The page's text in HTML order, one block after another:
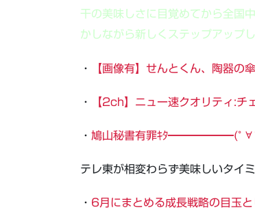
干の美味しさに目覚めてから全国
かしながら新しくステップアップ
・ 【画像有】せんとくん、陶器の
・ 【2ch】ニュー速クオリティ:チ
・ 鳩山秘書有罪ｷﾀ━━━━━━(
テレ東が相変わらず美味しいタイ
・ 6月にまとめる成長戦略の目玉